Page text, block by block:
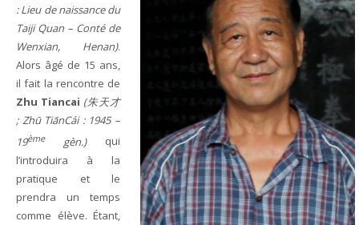
: Lieu de naissance du
Taiji Quan – Conté de
Wenxian, Henan).
Alors âgé de 15 ans,
il fait la rencontre de
Zhu Tiancai (朱天才
; Zhū TiānCái : 1945 –
19èmegèn.)qui
l’introduira à la
pratique et le
prendra un temps
comme élève. Étant,